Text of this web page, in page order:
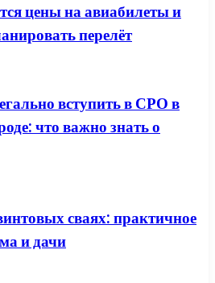
цены на авиабилеты и
перелёт
вступить в СРО в
что важно знать о
сваях: практичное
и дачи